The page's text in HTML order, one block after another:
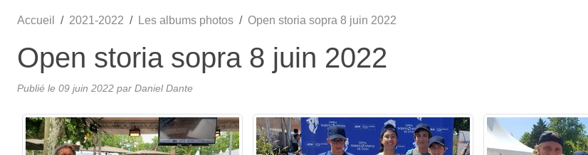
Accueil 2021-2022 Les albums photos Open storia sopra 8 juin 2022
Open storia sopra 8 juin 2022
Publié le 09 juin 2022 par Daniel Dante